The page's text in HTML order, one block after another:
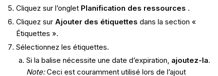
Cliquez sur l’onglet Planification des ressources .
Cliquez sur Ajouter des étiquettes dans la section «
Étiquettes ».
Sélectionnez les étiquettes.
Si la balise nécessite une date d’expiration, ajoutez-la.
Note:Ceci est couramment utilisé lors de l’ajout